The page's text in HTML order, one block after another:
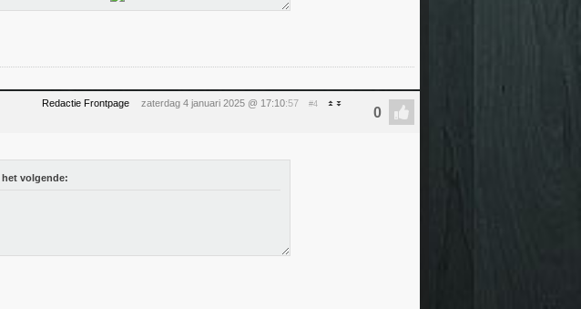
Redactie Frontpage zaterdag 4 januari 2025 @ 17:10:57 #4
het volgende: